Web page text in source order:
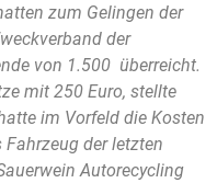
zum Gelingen der
der
von 1.500  überreicht.
mit 250 Euro, stellte
im Vorfeld die Kosten
der letzten
Autorecycling